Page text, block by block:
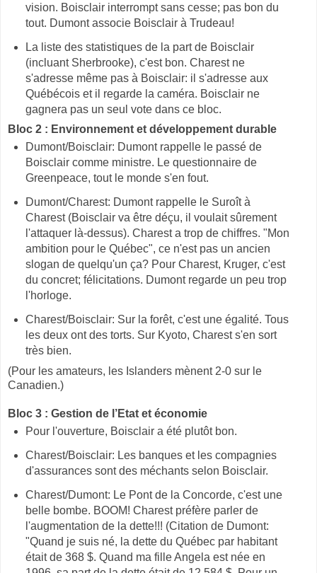
vision. Boisclair interrompt sans cesse; pas bon du
tout. Dumont associe Boisclair à Trudeau!
La liste des statistiques de la part de Boisclair
(incluant Sherbrooke), c'est bon. Charest ne
s'adresse même pas à Boisclair: il s'adresse aux
Québécois et il regarde la caméra. Boisclair ne
gagnera pas un seul vote dans ce bloc.
Bloc 2 : Environnement et développement durable
Dumont/Boisclair: Dumont rappelle le passé de
Boisclair comme ministre. Le questionnaire de
Greenpeace, tout le monde s'en fout.
Dumont/Charest: Dumont rappelle le Suroît à
Charest (Boisclair va être déçu, il voulait sûrement
l'attaquer là-dessus). Charest a trop de chiffres. "Mon
ambition pour le Québec", ce n'est pas un ancien
slogan de quelqu'un ça? Pour Charest, Kruger, c'est
du concret; félicitations. Dumont regarde un peu trop
l'horloge.
Charest/Boisclair: Sur la forêt, c'est une égalité. Tous
les deux ont des torts. Sur Kyoto, Charest s'en sort
très bien.
(Pour les amateurs, les Islanders mènent 2-0 sur le
Canadien.)
Bloc 3 : Gestion de l’Etat et économie
Pour l'ouverture, Boisclair a été plutôt bon.
Charest/Boisclair: Les banques et les compagnies
d'assurances sont des méchants selon Boisclair.
Charest/Dumont: Le Pont de la Concorde, c'est une
belle bombe. BOOM! Charest préfère parler de
l'augmentation de la dette!!! (Citation de Dumont:
"Quand je suis né, la dette du Québec par habitant
était de 368 $. Quand ma fille Angela est née en